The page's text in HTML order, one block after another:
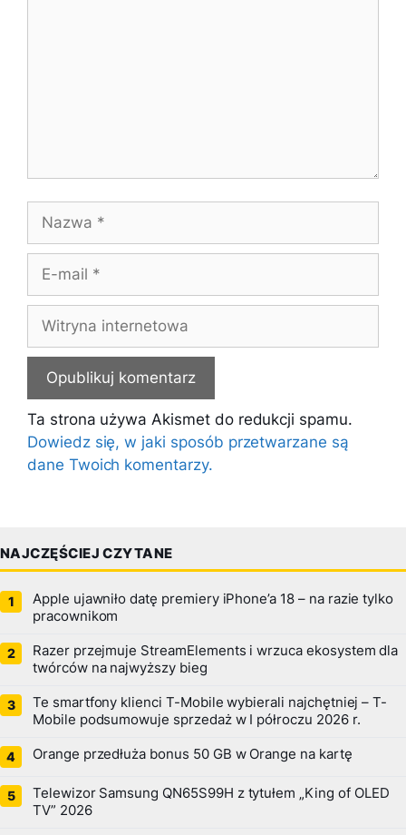
Nazwa
Witryna
internetowa
Ta strona używa Akismet do redukcji spamu.
Dowiedz się, w jaki sposób przetwarzane są
dane Twoich komentarzy.
NAJCZĘŚCIEJ CZYTANE
Apple ujawniło datę premiery iPhone’a 18 – na razie tylko
pracownikom
Razer przejmuje StreamElements i wrzuca ekosystem dla
twórców na najwyższy bieg
Te smartfony klienci T-Mobile wybierali najchętniej – T-
Mobile podsumowuje sprzedaż w I półroczu 2026 r.
Orange przedłuża bonus 50 GB w Orange na kartę
Telewizor Samsung QN65S99H z tytułem „King of OLED
TV” 2026